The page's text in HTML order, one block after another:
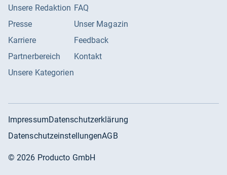
Nutzinhalt Kühlschrank
Unsere Redaktion
Presse
Karriere
Partnerbereich
Unsere Kategorien
FAQ
Unser Magazin
Feedback
Kontakt
ImpressumDatenschutzerklärung
DatenschutzeinstellungenAGB
©2026 Producto GmbH